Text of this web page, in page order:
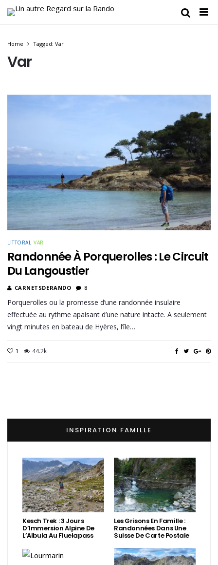
Home Tagged: Var
Var
LITTORAL VAR
Randonnée À Porquerolles : Le Circuit
Du Langoustier
CARNETSDERANDO 8
Porquerolles ou la promesse d’une randonnée insulaire
effectuée au rythme apaisant d’une nature intacte. A seulement
vingt minutes en bateau de Hyères, l’île…
1 44.2k
INSPIRATION FAMILLE
Kesch Trek : 3 Jours
D’Immersion Alpine De
L’Albula Au Fluelapass
Les Grisons En Famille :
Randonnées Dans Une
Suisse De Carte Postale